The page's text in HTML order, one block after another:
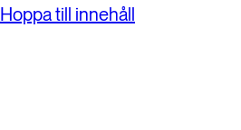
Hoppa till innehåll